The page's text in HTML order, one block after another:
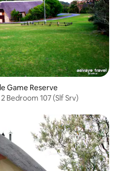
Game Reserve
Bedroom 107 (Slf Srv)